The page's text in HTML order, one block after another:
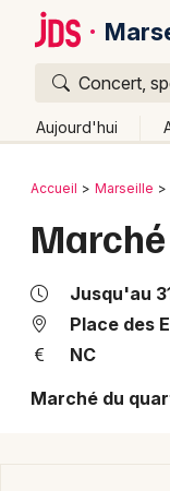
Concert,
Aujourd'hui
Publier un
Grands
Bordeaux
Lille
Lyon
Marseille
Retour
Accueil Marseille
Jusqu'au
Place des
NC
Marché du
Quoi ?
Où ?
Provence-Alpes-
Quand ?
Aujourd'hui